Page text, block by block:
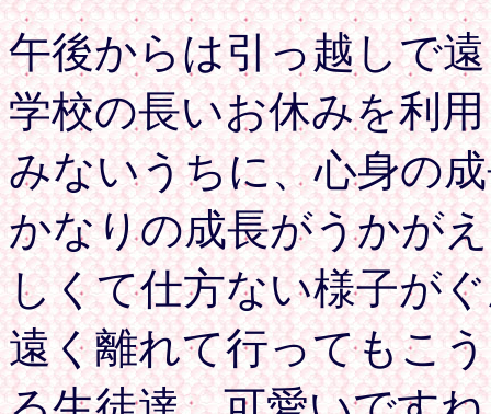
午後からは引っ越しで
学校の長いお休みを利
みないうちに、心身の
かなりの成長がうかが
しくて仕方ない様子が
遠く離れて行ってもこ